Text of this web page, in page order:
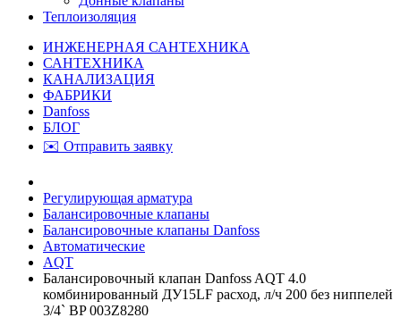
Теплоизоляция
ИНЖЕНЕРНАЯ САНТЕХНИКА
САНТЕХНИКА
КАНАЛИЗАЦИЯ
ФАБРИКИ
Danfoss
БЛОГ
✉️ Отправить заявку
Регулирующая арматура
Балансировочные клапаны
Балансировочные клапаны Danfoss
Автоматические
AQT
Балансировочный клапан Danfoss AQT 4.0
комбинированный ДУ15LF расход, л/ч 200 без ниппелей
3/4` BP 003Z8280